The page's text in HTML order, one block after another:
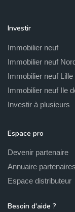
Investir
Immobilier neuf
Immobilier neuf
Immobilier neuf Lille
Immobilier neuf Ile
Investir à plusieurs
Espace pro
Devenir partenaire
Annuaire partenaires
Espace distributeur
Besoin d'aide ?